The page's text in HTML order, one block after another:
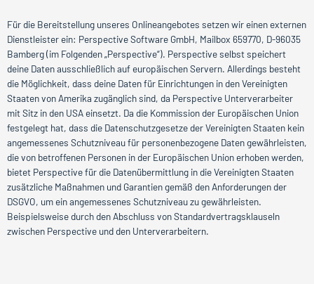
Für die Bereitstellung unseres Onlineangebotes setzen wir einen externen
Dienstleister ein: Perspective Software GmbH, Mailbox 659770, D-96035
Bamberg (im Folgenden „Perspective“). Perspective selbst speichert
deine Daten ausschließlich auf europäischen Servern. Allerdings besteht
die Möglichkeit, dass deine Daten für Einrichtungen in den Vereinigten
Staaten von Amerika zugänglich sind, da Perspective Unterverarbeiter
mit Sitz in den USA einsetzt. Da die Kommission der Europäischen Union
festgelegt hat, dass die Datenschutzgesetze der Vereinigten Staaten kein
angemessenes Schutzniveau für personenbezogene Daten gewährleisten,
die von betroffenen Personen in der Europäischen Union erhoben werden,
bietet Perspective für die Datenübermittlung in die Vereinigten Staaten
zusätzliche Maßnahmen und Garantien gemäß den Anforderungen der
DSGVO, um ein angemessenes Schutzniveau zu gewährleisten.
Beispielsweise durch den Abschluss von Standardvertragsklauseln
zwischen Perspective und den Unterverarbeitern.